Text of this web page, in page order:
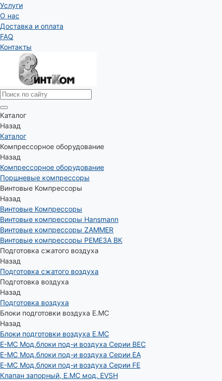
Услуги
О нас
Доставка и оплата
FAQ
Контакты
Каталог
Назад
Каталог
Компрессорное оборудование
Назад
Компрессорное оборудование
Поршневые компрессоры
Винтовые Компрессоры
Назад
Винтовые Компрессоры
Винтовые компрессоры Hansmann
Винтовые компрессоры ZAMMER
Винтовые компрессоры РЕМЕЗА ВК
Подготовка сжатого воздуха
Назад
Подготовка сжатого воздуха
Подготовка воздуха
Назад
Подготовка воздуха
Блоки подготовки воздуха E.MC
Назад
Блоки подготовки воздуха E.MC
E-MC Мод.блоки под-и воздуха Серии BEC
E-MC Мод.блоки под-и воздуха Серии EA
E-MC Мод.блоки под-и воздуха Серии FE
Клапан запорный, E.MC мод. EVSH